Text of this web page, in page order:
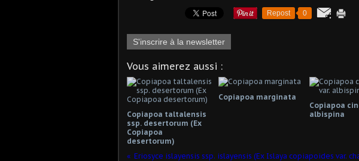
Repost 0
S'inscrire à la newsletter
Vous aimerez aussi :
Copiapoa taltalensis
ssp. desertorum (Ex
Copiapoa
desertorum)
Copiapoa marginata
Copiapoa
albispina
Eriosyce islayensis ssp. islayensis (Ex Islaya copiapoides var.